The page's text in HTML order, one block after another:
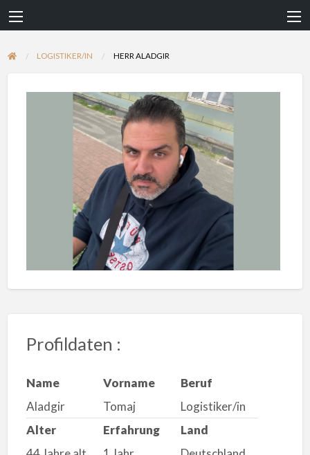
LOGISTIKER/IN HERR ALADGIR
Profildaten :
Name
Aladgir
Vorname
Tomaj
Beruf
Logistiker/in
Alter
Erfahrung
Land